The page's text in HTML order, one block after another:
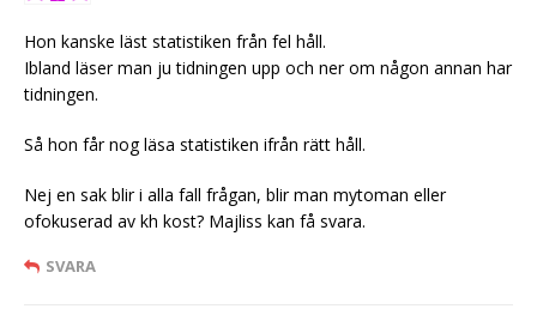
Hon kanske läst statistiken från fel håll.
Ibland läser man ju tidningen upp och ner om någon annan har
tidningen.
Så hon får nog läsa statistiken ifrån rätt håll.
Nej en sak blir i alla fall frågan, blir man mytoman eller
ofokuserad av kh kost? Majliss kan få svara.
SVARA